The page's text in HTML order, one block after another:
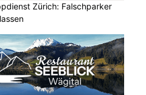
Zürich: Falschparker